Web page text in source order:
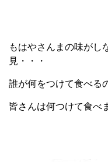
もはやさんまの味がし
見・・・
誰が何をつけて食べる
皆さんは何つけて食べ